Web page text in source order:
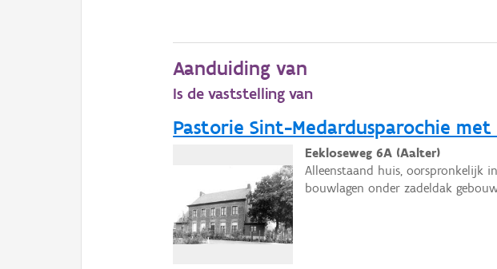
Aanduiding van
Is de vaststelling van
Pastorie Sint-Medardusparochie
Eekloseweg 6A (Aalter)
Alleenstaand huis, oorspronkelijk
bouwlagen onder zadeldak